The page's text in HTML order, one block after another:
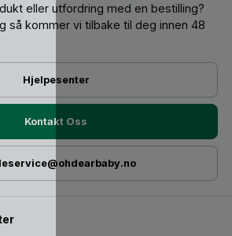
eller utfordring med en bestilling?
så kommer vi tilbake til deg innen 48
Hjelpesenter
Kontakt Oss